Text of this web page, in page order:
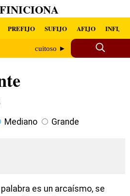
PREFIJO SUFIJO AFIJO INFIJO
cuitoso ►
Mediano Grande
es un arcaísmo, se